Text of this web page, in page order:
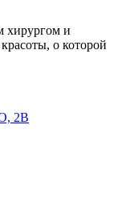
хирургом и
о которой
2В